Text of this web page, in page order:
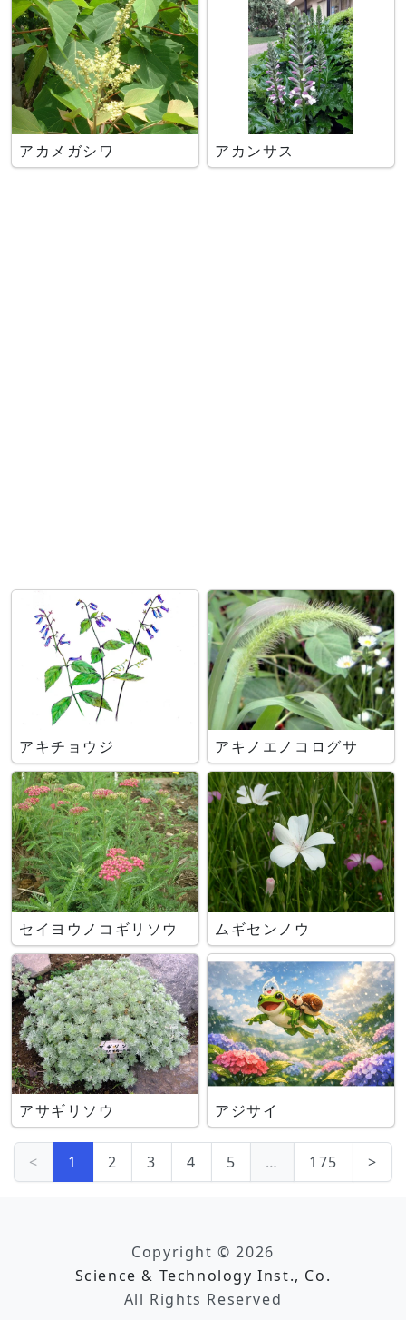
アカメガシワ アカンサス
アキチョウジ アキノエノコログサ
セイヨウノコギリソウ ムギセンノウ
アサギリソウ アジサイ
< 1 2 3 4 5 … 175 >
Copyright © 2026
Science & Technology Inst., Co.
All Rights Reserved